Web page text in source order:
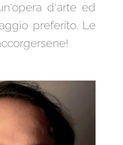
d'arte ed
preferito. Le